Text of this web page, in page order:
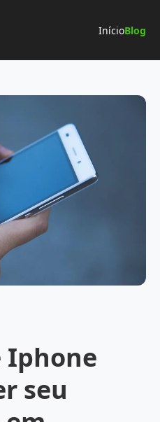
InícioBlog
Iphone
seu